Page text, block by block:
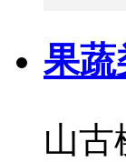
果蔬
山古